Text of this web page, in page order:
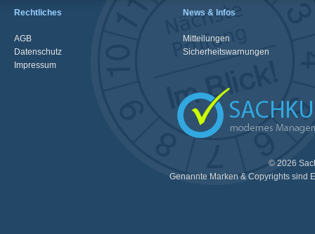
Rechtliches
AGB
Datenschutz
Impressum
News & Infos
Mitteilungen
Sicherheitswarnungen
© 2026
Genannte Marken & Copyrights sind